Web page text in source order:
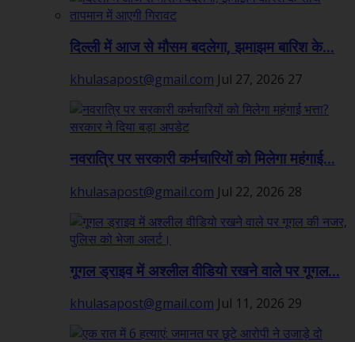
दिल्ली में आज से मौसम बदलेगा, झमाझम बारिश के...
khulasapost@gmail.com Jul 27, 2026 27
नवरात्रि पर सरकारी कर्मचारियों को मिलेगा महंगाई...
khulasapost@gmail.com Jul 22, 2026 28
गूगल ड्राइव में अश्लील वीडियो रखने वाले पर गूगल...
khulasapost@gmail.com Jul 11, 2026 29